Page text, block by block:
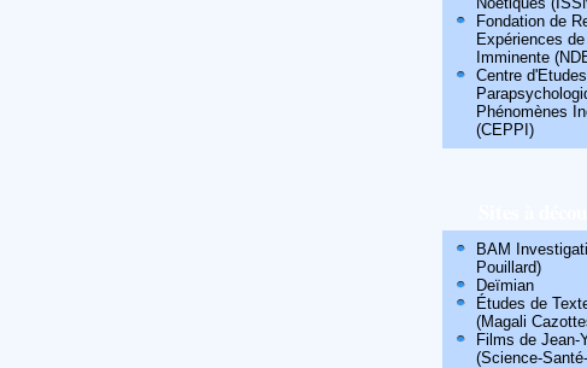
Fondation de
Expériences
Imminente
Centre d'Etudes
Phénomènes
(CEPPI)
BAM
Pouillard)
Deïmian
Études de
(Magali
Films de Jean-
(Science-